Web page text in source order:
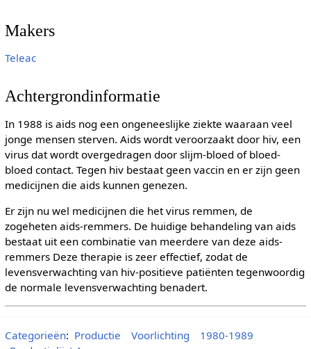
Makers
Teleac
Achtergrondinformatie
In 1988 is aids nog een ongeneeslijke ziekte waaraan veel
jonge mensen sterven. Aids wordt veroorzaakt door hiv, een
virus dat wordt overgedragen door slijm-bloed of bloed-
bloed contact. Tegen hiv bestaat geen vaccin en er zijn geen
medicijnen die aids kunnen genezen.
Er zijn nu wel medicijnen die het virus remmen, de
zogeheten aids-remmers. De huidige behandeling van aids
bestaat uit een combinatie van meerdere van deze aids-
remmers Deze therapie is zeer effectief, zodat de
levensverwachting van hiv-positieve patiënten tegenwoordig
de normale levensverwachting benadert.
Categorieën: Productie Voorlichting
1980-1989